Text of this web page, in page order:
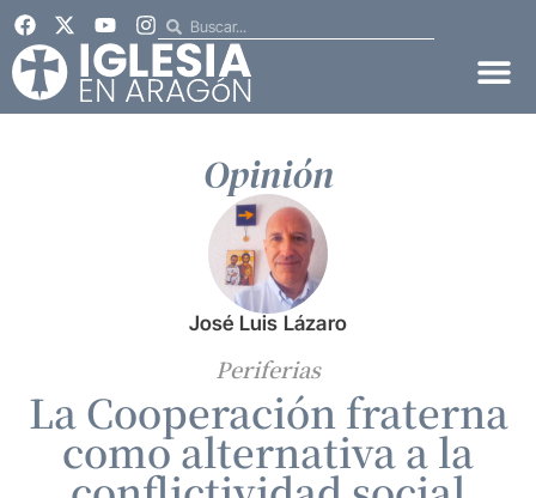
Opinión
José Luis Lázaro
Periferias
La Cooperación fraterna
como alternativa a la